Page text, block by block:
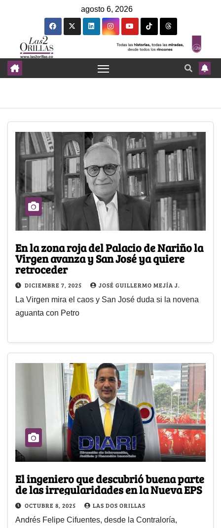
agosto 6, 2026
En la zona roja del Palacio de Nariño la
Virgen avanza y San José ya quiere
retroceder
DICIEMBRE 7, 2025 JOSÉ GUILLERMO MEJÍA J.
La Virgen mira el caos y San José duda si la novena
aguanta con Petro
El ingeniero que descubrió buena parte
de las irregularidades en la Nueva EPS
OCTUBRE 8, 2025 LAS DOS ORILLAS
Andrés Felipe Cifuentes, desde la Contraloría,